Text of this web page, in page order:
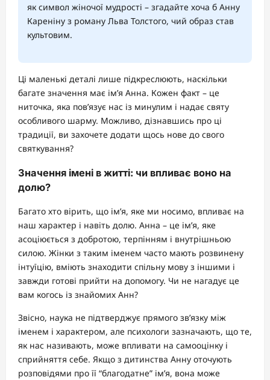
як символ жіночої мудрості – згадайте хоча б Анну
Кареніну з роману Льва Толстого, чий образ став
культовим.
Ці маленькі деталі лише підкреслюють, наскільки
багате значення має ім’я Анна. Кожен факт – це
ниточка, яка пов’язує нас із минулим і надає святу
особливого шарму. Можливо, дізнавшись про ці
традиції, ви захочете додати щось нове до свого
святкування?
Значення імені в житті: чи впливає воно на
долю?
Багато хто вірить, що ім’я, яке ми носимо, впливає на
наш характер і навіть долю. Анна – це ім’я, яке
асоціюється з добротою, терпінням і внутрішньою
силою. Жінки з таким іменем часто мають розвинену
інтуїцію, вміють знаходити спільну мову з іншими і
завжди готові прийти на допомогу. Чи не нагадує це
вам когось із знайомих Анн?
Звісно, наука не підтверджує прямого зв’язку між
іменем і характером, але психологи зазначають, що те,
як нас називають, може впливати на самооцінку і
сприйняття себе. Якщо з дитинства Анну оточують
розповідями про її “благодатне” ім’я, вона може